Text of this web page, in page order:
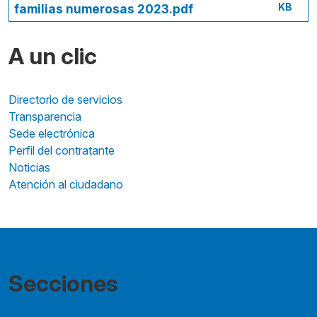
familias numerosas 2023.pdf
KB
A un clic
Directorio de servicios
Transparencia
Sede electrónica
Perfil del contratante
Noticias
Atención al ciudadano
Secciones